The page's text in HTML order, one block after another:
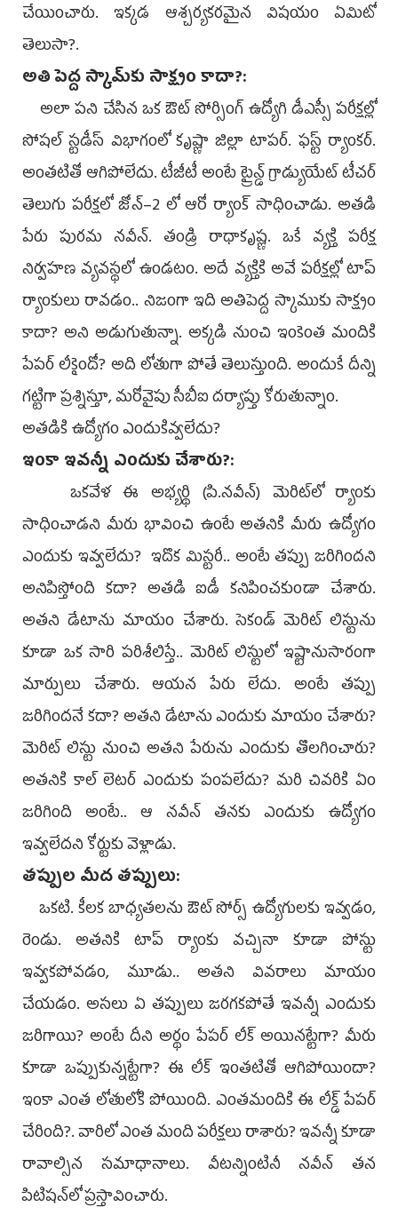
చేయించారు. ఇక్కడ ఆశ్చర్యకరమైన విషయం ఏమిటో
తెలుసా?.
అతి పెద్ద స్కామ్‌కు సాక్ష్యం కాదా?:
అలా పని చేసిన ఒక ఔట్‌ సోర్సింగ్‌ ఉద్యోగి డీఎస్సీ పరీక్షల్లో
సోషల్‌ స్టడీస్‌ విభాగంలో కృష్ణా జిల్లా టాపర్‌. ఫస్ట్‌ ర్యాంకర్‌.
అంతటితో ఆగిపోలేదు. టీజీటీ అంటే ట్రైన్డ్‌ గ్రాడ్యుయేట్‌ టీచర్‌
తెలుగు పరీక్షలో జోన్‌–2 లో ఆరో ర్యాంక్‌ సాధించాడు. అతడి
పేరు పురమ నవీన్‌. తండ్రి రాధాకృష్ణ. ఒకే వ్యక్తి పరీక్ష
నిర్వహణ వ్యవస్థలో ఉండటం. అదే వ్యక్తికి అవే పరీక్షల్లో టాప్‌
ర్యాంకులు రావడం.. నిజంగా ఇది అతిపెద్ద స్కాముకు సాక్ష్యం
కాదా? అని అడుగుతున్నా. అక్కడి నుంచి ఇంకెంత మందికి
పేపర్‌ లీకైందో? అది లోతుగా పోతే తెలుస్తుంది. అందుకే దీన్ని
గట్టిగా ప్రశ్నిస్తూ, మరోవైపు సీబీఐ దర్యాప్తు కోరుతున్నాం.
అతడికి ఉద్యోగం ఎందుకివ్వలేదు?
ఇంకా ఇవన్నీ ఎందుకు చేశారు?:
ఒకవేళ ఈ అభ్యర్థి (పి.నవీన్‌) మెరిట్‌లో ర్యాంకు
సాధించాడని మీరు భావించి ఉంటే అతనికి మీరు ఉద్యోగం
ఎందుకు ఇవ్వలేదు? ఇదొక మిస్టరీ.. అంటే తప్పు జరిగిందని
అనిపిస్తోంది కదా? అతడి ఐడీ కనిపించకుండా చేశారు.
అతని డేటాను మాయం చేశారు. సెకండ్‌ మెరిట్‌ లిస్టును
కూడా ఒక సారి పరిశీలిస్తే.. మెరిట్‌ లిస్టులో ఇష్టానుసారంగా
మార్పులు చేశారు. ఆయన పేరు లేదు. అంటే తప్పు
జరిగిందనే కదా? అతని డేటాను ఎందుకు మాయం చేశారు?
మెరిట్‌ లిస్టు నుంచి అతని పేరును ఎందుకు తొలగించారు?
అతనికి కాల్‌ లెటర్‌ ఎందుకు పంపలేదు? మరి చివరికి ఏం
జరిగింది అంటే.. ఆ నవీన్‌ తనకు ఎందుకు ఉద్యోగం
ఇవ్వలేదని కోర్టుకు వెళ్లాడు.
తప్పుల మీద తప్పులు:
ఒకటి. కీలక బాధ్యతలను ఔట్‌ సోర్స్‌ ఉద్యోగులకు ఇవ్వడం,
రెండు. అతనికి టాప్‌ ర్యాంకు వచ్చినా కూడా పోస్టు
ఇవ్వకపోవడం, మూడు.. అతని వివరాలు మాయం
చేయడం. అసలు ఏ తప్పులు జరగకపోతే ఇవన్నీ ఎందుకు
జరిగాయి? అంటే దీని అర్థం పేపర్‌ లీక్‌ అయినట్టేగా? మీరు
కూడా ఒప్పుకున్నట్టేగా? ఈ లీక్‌ ఇంతటితో ఆగిపోయిందా?
ఇంకా ఎంత లోతులోకి పోయింది. ఎంతమందికి ఈ లీక్డ్‌ పేపర్‌
చేరింది?. వారిలో ఎంత మంది పరీక్షలు రాశారు? ఇవన్నీ కూడా
రావాల్సిన సమాధానాలు. వీటన్నింటినీ నవీన్‌ తన
పిటిషన్‌లో ప్రస్తావించారు.